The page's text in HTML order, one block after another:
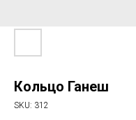
Кольцо Ганеш
SKU: 312